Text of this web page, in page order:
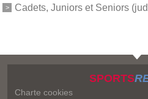
Cadets, Juniors et Seniors
SPORTS
Charte cookies